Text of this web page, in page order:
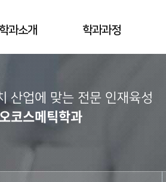
학과소개 학과과정
산업에 맞는전문 인재육성
코스메틱학과